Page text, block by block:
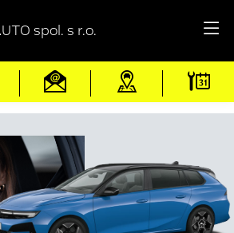
spol. s r.o.